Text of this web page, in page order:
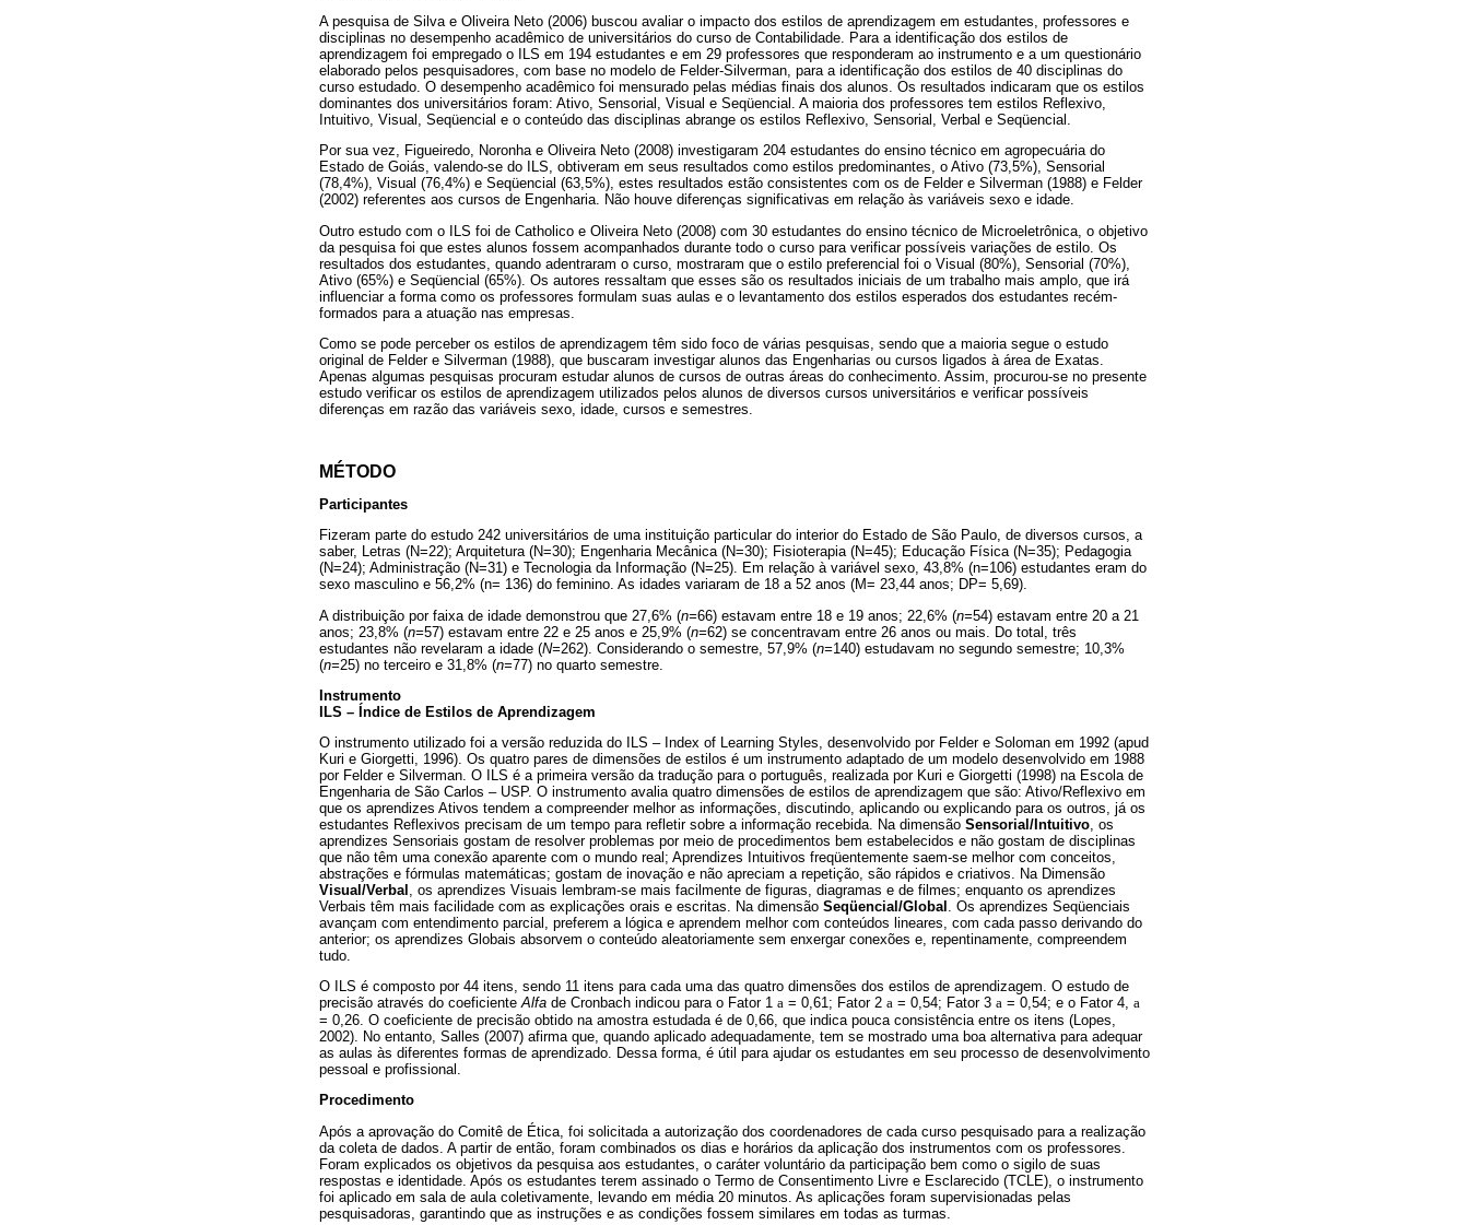
A pesquisa de Silva e Oliveira Neto (2006) buscou avaliar o impacto dos estilos de aprendizagem em estudantes, professores e
disciplinas no desempenho acadêmico de universitários do curso de Contabilidade. Para a identificação dos estilos de
aprendizagem foi empregado o ILS em 194 estudantes e em 29 professores que responderam ao instrumento e a um questionário
elaborado pelos pesquisadores, com base no modelo de Felder-Silverman, para a identificação dos estilos de 40 disciplinas do
curso estudado. O desempenho acadêmico foi mensurado pelas médias finais dos alunos. Os resultados indicaram que os estilos
dominantes dos universitários foram: Ativo, Sensorial, Visual e Seqüencial. A maioria dos professores tem estilos Reflexivo,
Intuitivo, Visual, Seqüencial e o conteúdo das disciplinas abrange os estilos Reflexivo, Sensorial, Verbal e Seqüencial.
Por sua vez, Figueiredo, Noronha e Oliveira Neto (2008) investigaram 204 estudantes do ensino técnico em agropecuária do
Estado de Goiás, valendo-se do ILS, obtiveram em seus resultados como estilos predominantes, o Ativo (73,5%), Sensorial
(78,4%), Visual (76,4%) e Seqüencial (63,5%), estes resultados estão consistentes com os de Felder e Silverman (1988) e Felder
(2002) referentes aos cursos de Engenharia. Não houve diferenças significativas em relação às variáveis sexo e idade.
Outro estudo com o ILS foi de Catholico e Oliveira Neto (2008) com 30 estudantes do ensino técnico de Microeletrônica, o objetivo
da pesquisa foi que estes alunos fossem acompanhados durante todo o curso para verificar possíveis variações de estilo. Os
resultados dos estudantes, quando adentraram o curso, mostraram que o estilo preferencial foi o Visual (80%), Sensorial (70%),
Ativo (65%) e Seqüencial (65%). Os autores ressaltam que esses são os resultados iniciais de um trabalho mais amplo, que irá
influenciar a forma como os professores formulam suas aulas e o levantamento dos estilos esperados dos estudantes recém-
formados para a atuação nas empresas.
Como se pode perceber os estilos de aprendizagem têm sido foco de várias pesquisas, sendo que a maioria segue o estudo
original de Felder e Silverman (1988), que buscaram investigar alunos das Engenharias ou cursos ligados à área de Exatas.
Apenas algumas pesquisas procuram estudar alunos de cursos de outras áreas do conhecimento. Assim, procurou-se no presente
estudo verificar os estilos de aprendizagem utilizados pelos alunos de diversos cursos universitários e verificar possíveis
diferenças em razão das variáveis sexo, idade, cursos e semestres.
MÉTODO
Participantes
Fizeram parte do estudo 242 universitários de uma instituição particular do interior do Estado de São Paulo, de diversos cursos, a
saber, Letras (N=22); Arquitetura (N=30); Engenharia Mecânica (N=30); Fisioterapia (N=45); Educação Física (N=35); Pedagogia
(N=24); Administração (N=31) e Tecnologia da Informação (N=25). Em relação à variável sexo, 43,8% (n=106) estudantes eram do
sexo masculino e 56,2% (n= 136) do feminino. As idades variaram de 18 a 52 anos (M= 23,44 anos; DP= 5,69).
A distribuição por faixa de idade demonstrou que 27,6% (n=66) estavam entre 18 e 19 anos; 22,6% (n=54) estavam entre 20 a 21
anos; 23,8% (n=57) estavam entre 22 e 25 anos e 25,9% (n=62) se concentravam entre 26 anos ou mais. Do total, três
estudantes não revelaram a idade (N=262). Considerando o semestre, 57,9% (n=140) estudavam no segundo semestre; 10,3%
(n=25) no terceiro e 31,8% (n=77) no quarto semestre.
Instrumento
ILS – Índice de Estilos de Aprendizagem
O instrumento utilizado foi a versão reduzida do ILS – Index of Learning Styles, desenvolvido por Felder e Soloman em 1992 (apud
Kuri e Giorgetti, 1996). Os quatro pares de dimensões de estilos é um instrumento adaptado de um modelo desenvolvido em 1988
por Felder e Silverman. O ILS é a primeira versão da tradução para o português, realizada por Kuri e Giorgetti (1998) na Escola de
Engenharia de São Carlos – USP. O instrumento avalia quatro dimensões de estilos de aprendizagem que são: Ativo/Reflexivo em
que os aprendizes Ativos tendem a compreender melhor as informações, discutindo, aplicando ou explicando para os outros, já os
estudantes Reflexivos precisam de um tempo para refletir sobre a informação recebida. Na dimensão Sensorial/Intuitivo, os
aprendizes Sensoriais gostam de resolver problemas por meio de procedimentos bem estabelecidos e não gostam de disciplinas
que não têm uma conexão aparente com o mundo real; Aprendizes Intuitivos freqüentemente saem-se melhor com conceitos,
abstrações e fórmulas matemáticas; gostam de inovação e não apreciam a repetição, são rápidos e criativos. Na Dimensão
Visual/Verbal , os aprendizes Visuais lembram-se mais facilmente de figuras, diagramas e de filmes; enquanto os aprendizes
Verbais têm mais facilidade com as explicações orais e escritas. Na dimensão Seqüencial/Global . Os aprendizes Seqüenciais
avançam com entendimento parcial, preferem a lógica e aprendem melhor com conteúdos lineares, com cada passo derivando do
anterior; os aprendizes Globais absorvem o conteúdo aleatoriamente sem enxergar conexões e, repentinamente, compreendem
tudo.
O ILS é composto por 44 itens, sendo 11 itens para cada uma das quatro dimensões dos estilos de aprendizagem. O estudo de
precisão através do coeficienteAlfa de Cronbach indicou para o Fator 1 a = 0,61; Fator 2 a = 0,54; Fator 3 a = 0,54; e o Fator 4, a
= 0,26. O coeficiente de precisão obtido na amostra estudada é de 0,66, que indica pouca consistência entre os itens (Lopes,
2002). No entanto, Salles (2007) afirma que, quando aplicado adequadamente, tem se mostrado uma boa alternativa para adequar
as aulas às diferentes formas de aprendizado. Dessa forma, é útil para ajudar os estudantes em seu processo de desenvolvimento
pessoal e profissional.
Procedimento
Após a aprovação do Comitê de Ética, foi solicitada a autorização dos coordenadores de cada curso pesquisado para a realização
da coleta de dados. A partir de então, foram combinados os dias e horários da aplicação dos instrumentos com os professores.
Foram explicados os objetivos da pesquisa aos estudantes, o caráter voluntário da participação bem como o sigilo de suas
respostas e identidade. Após os estudantes terem assinado o Termo de Consentimento Livre e Esclarecido (TCLE), o instrumento
foi aplicado em sala de aula coletivamente, levando em média 20 minutos. As aplicações foram supervisionadas pelas
pesquisadoras, garantindo que as instruções e as condições fossem similares em todas as turmas.